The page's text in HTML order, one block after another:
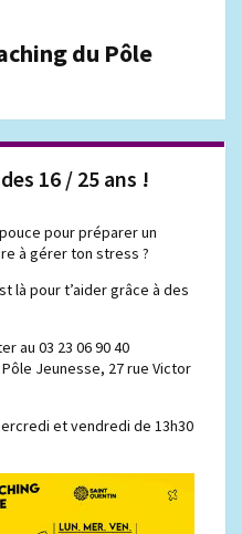
du Pôle
16 / 25 ans !
pour préparer un
à gérer ton stress ?
là pour t’aider grâce à des
au 03 23 06 90 40
Jeunesse, 27 rue Victor
et vendredi de 13h30